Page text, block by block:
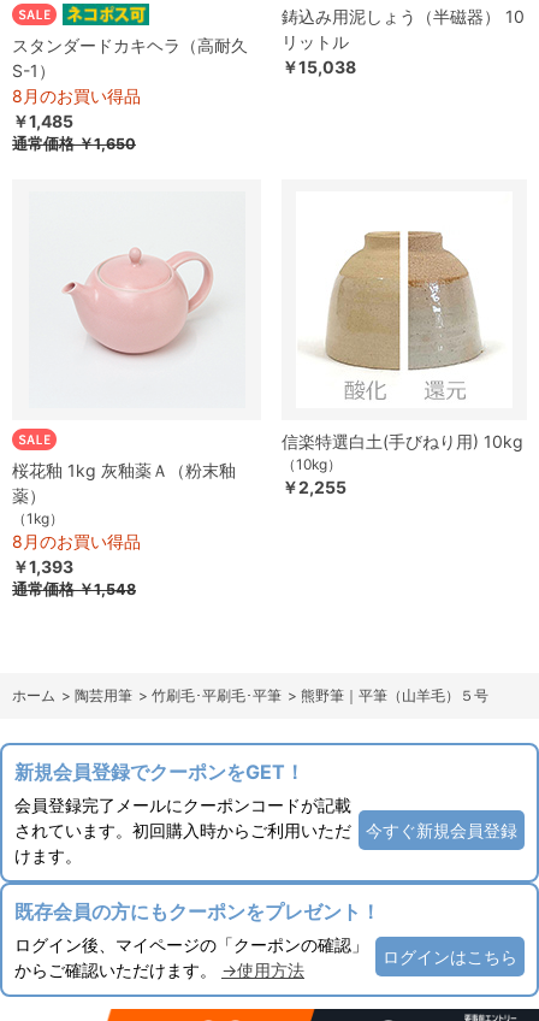
スタンダードカキヘラ（高耐久
S-1）
8月のお買い得品
￥1,485
通常価格￥1,650
鋳込み用泥しょう（半磁器） 10
リットル
￥15,038
桜花釉 1kg 灰釉薬Ａ（粉末釉
薬）
（1kg）
8月のお買い得品
￥1,393
通常価格￥1,548
信楽特選白土(手びねり用) 10kg
（10kg）
￥2,255
ホーム > 陶芸用筆 > 竹刷毛･平刷毛･平筆 > 熊野筆｜平筆（山羊毛）５号
新規会員登録でクーポンをGET！
会員登録完了メールにクーポンコードが記載
されています。初回購入時からご利用いただ
けます。
今すぐ新規会員登録
既存会員の方にもクーポンをプレゼント！
ログイン後、マイページの「クーポンの確認」
からご確認いただけます。 →使用方法
ログインはこちら